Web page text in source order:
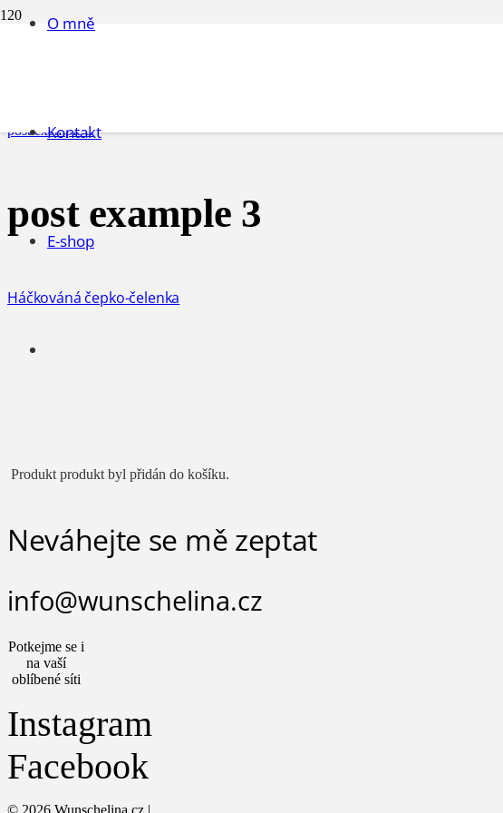
O mně
Kontakt
E-shop
Produkt produkt byl přidán do košíku.
post example 3
post example 3
Háčkováná čepko-čelenka
Neváhejte se mě zeptat
info@wunschelina.cz
Potkejme se i
na vaší
oblíbené síti
Instagram
Facebook
© 2026 Wunschelina.cz |